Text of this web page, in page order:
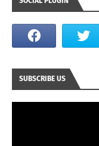
SUBSCRIBE US